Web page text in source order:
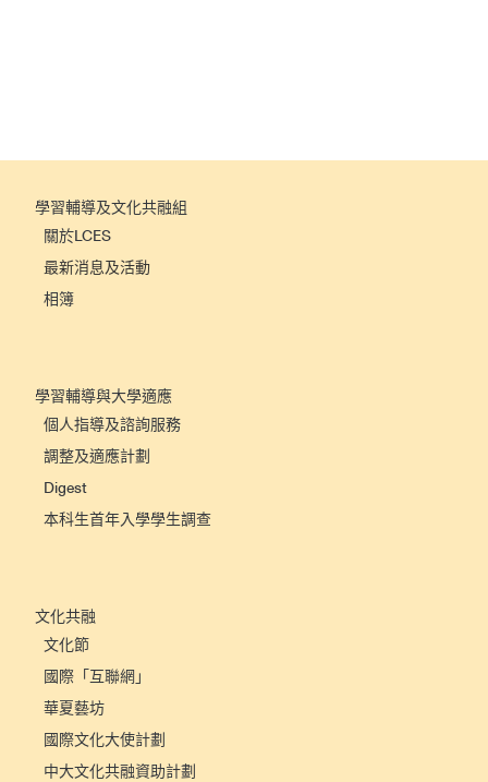
學習輔導及文化共融組
關於LCES
最新消息及活動
相簿
學習輔導與大學適應
個人指導及諮詢服務
調整及適應計劃
Digest
本科生首年入學學生調查
文化共融
文化節
國際「互聯網」
華夏藝坊
國際文化大使計劃
中大文化共融資助計劃